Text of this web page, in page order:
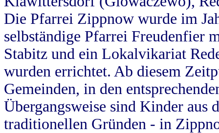
Die Pfarrei Zippnow wurde im
selbständige Pfarrei Freudenfier
Stabitz und ein Lokalvikariat
wurden errichtet. Ab diesem
Gemeinden, in den
Übergangsweise sind Kinder aus
traditionellen Gründen - in